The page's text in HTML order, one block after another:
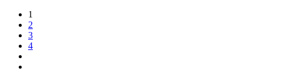
1
2
3
4